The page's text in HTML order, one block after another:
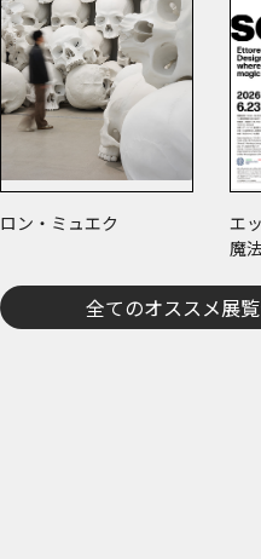
ロン・ミュエク
エ
魔
全てのオススメ展